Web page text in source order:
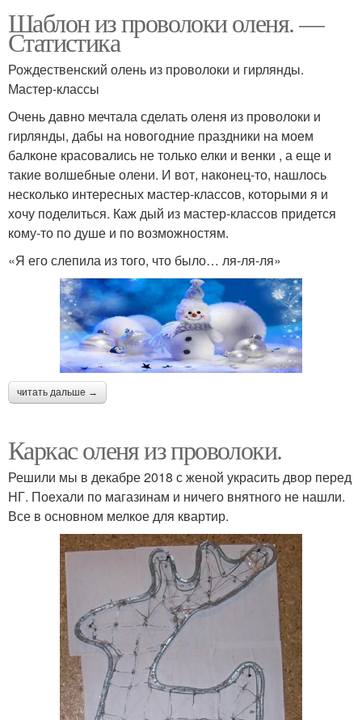
Шаблон из проволоки оленя. —
Статистика
Рождественский олень из проволоки и гирлянды.
Мастер-классы
Очень давно мечтала сделать оленя из проволоки и
гирлянды, дабы на новогодние праздники на моем
балконе красовались не только елки и венки , а еще и
такие волшебные олени. И вот, наконец-то, нашлось
несколько интересных мастер-классов, которыми я и
хочу поделиться. Каж дый из мастер-классов придется
кому-то по душе и по возможностям.
«Я его слепила из того, что было… ля-ля-ля»
читать дальше →
Каркас оленя из проволоки.
Решили мы в декабре 2018 с женой украсить двор перед
НГ. Поехали по магазинам и ничего внятного не нашли.
Все в основном мелкое для квартир.